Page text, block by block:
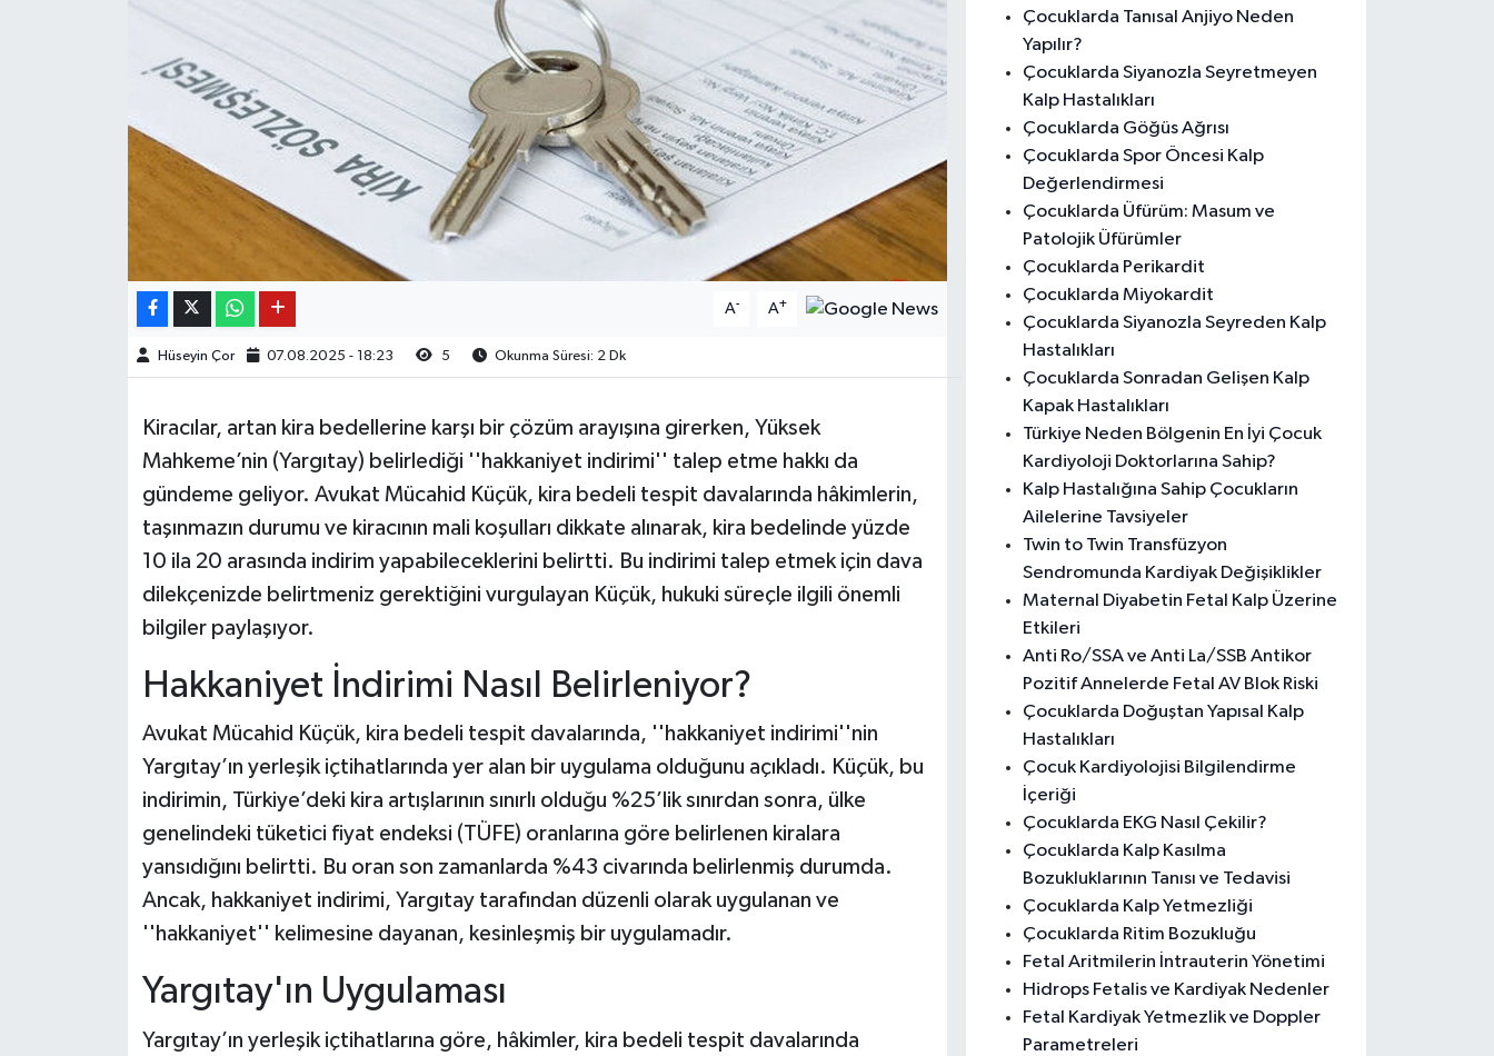
A- A+
Hüseyin Çor 07.08.2025 - 18:23 5 Okunma Süresi: 2 Dk
Kiracılar, artan kira bedellerine karşı bir çözüm arayışına girerken, Yüksek
Mahkeme’nin (Yargıtay) belirlediği ''hakkaniyet indirimi'' talep etme hakkı da
gündeme geliyor. Avukat Mücahid Küçük, kira bedeli tespit davalarında hâkimlerin,
taşınmazın durumu ve kiracının mali koşulları dikkate alınarak, kira bedelinde yüzde
10 ila 20 arasında indirim yapabileceklerini belirtti. Bu indirimi talep etmek için dava
dilekçenizde belirtmeniz gerektiğini vurgulayan Küçük, hukuki süreçle ilgili önemli
bilgiler paylaşıyor.
Hakkaniyet İndirimi Nasıl Belirleniyor?
Avukat Mücahid Küçük, kira bedeli tespit davalarında, ''hakkaniyet indirimi''nin
Yargıtay’ın yerleşik içtihatlarında yer alan bir uygulama olduğunu açıkladı. Küçük, bu
indirimin, Türkiye’deki kira artışlarının sınırlı olduğu %25’lik sınırdan sonra, ülke
genelindeki tüketici fiyat endeksi (TÜFE) oranlarına göre belirlenen kiralara
yansıdığını belirtti. Bu oran son zamanlarda %43 civarında belirlenmiş durumda.
Ancak, hakkaniyet indirimi, Yargıtay tarafından düzenli olarak uygulanan ve
''hakkaniyet'' kelimesine dayanan, kesinleşmiş bir uygulamadır.
Yargıtay'ın Uygulaması
Yargıtay’ın yerleşik içtihatlarına göre, hâkimler, kira bedeli tespit davalarında
Çocuklarda Tanısal Anjiyo Neden
Yapılır?
Çocuklarda Siyanozla Seyretmeyen
Kalp Hastalıkları
Çocuklarda Göğüs Ağrısı
Çocuklarda Spor Öncesi Kalp
Değerlendirmesi
Çocuklarda Üfürüm: Masum ve
Patolojik Üfürümler
Çocuklarda Perikardit
Çocuklarda Miyokardit
Çocuklarda Siyanozla Seyreden Kalp
Hastalıkları
Çocuklarda Sonradan Gelişen Kalp
Kapak Hastalıkları
Türkiye Neden Bölgenin En İyi Çocuk
Kardiyoloji Doktorlarına Sahip?
Kalp Hastalığına Sahip Çocukların
Ailelerine Tavsiyeler
Twin to Twin Transfüzyon
Sendromunda Kardiyak Değişiklikler
Maternal Diyabetin Fetal Kalp Üzerine
Etkileri
Anti Ro/SSA ve Anti La/SSB Antikor
Pozitif Annelerde Fetal AV Blok Riski
Çocuklarda Doğuştan Yapısal Kalp
Hastalıkları
Çocuk Kardiyolojisi Bilgilendirme
İçeriği
Çocuklarda EKG Nasıl Çekilir?
Çocuklarda Kalp Kasılma
Bozukluklarının Tanısı ve Tedavisi
Çocuklarda Kalp Yetmezliği
Çocuklarda Ritim Bozukluğu
Fetal Aritmilerin İntrauterin Yönetimi
Hidrops Fetalis ve Kardiyak Nedenler
Fetal Kardiyak Yetmezlik ve Doppler
Parametreleri